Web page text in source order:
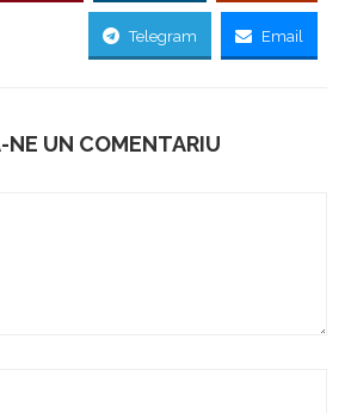
Telegram Email
NE UN COMENTARIU